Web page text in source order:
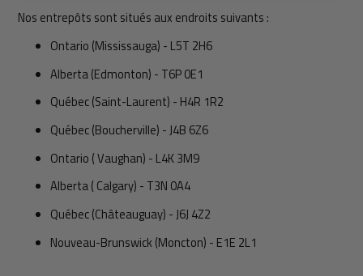
Nos entrepôts sont situés aux endroits suivants :
Ontario (Mississauga) - L5T 2H6
Alberta (Edmonton) - T6P 0E1
Québec (Saint-Laurent) - H4R 1R2
Québec (Boucherville) - J4B 6Z6
Ontario (Vaughan) - L4K 3M9
Alberta ( Calgary) - T3N 0A4
Québec (Châteauguay) - J6J 4Z2
Nouveau-Brunswick (Moncton) - E1E 2L1